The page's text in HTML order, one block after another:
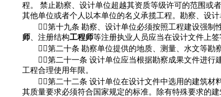
程。 禁止勘察、设计单位超越其资质等级许可的范围或
其他单位或者个人以本单位的名义承揽工程。勘察、设
第十九条 勘察、设计单位必须按照工程建设强制
师 、注册结构工程师等注册执业人员应当在设计文件上
第二十条 勘察单位提供的地质、测量、水文等勘
第二十一条 设计单位应当根据勘察成果文件进行
工程合理使用年限。
第二十二条 设计单位在设计文件中选用的建筑材
其质量要求必须符合国家规定的标准。除有特殊要求的